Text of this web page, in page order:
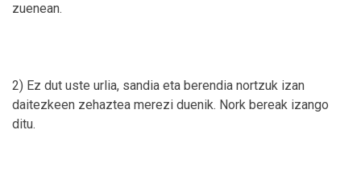
zuenean.
2) Ez dut uste urlia, sandia eta berendia nortzuk izan
daitezkeen zehaztea merezi duenik. Nork bereak izango
ditu.